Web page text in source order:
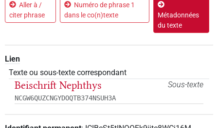
Aller à /
citer phrase
Numéro de phrase 1
dans le co(n)texte
Métadonnées
du texte
Lien
Texte ou sous-texte correspondant
Sous-texte
Beischrift Nephthys
NCGW6QUZCNGYDOQTB374NSUH3A